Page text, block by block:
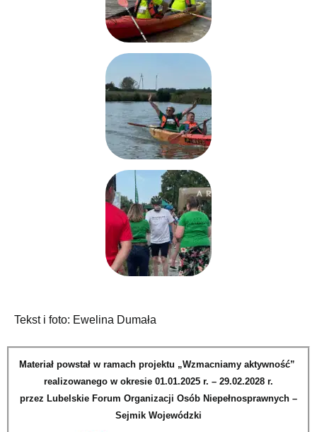
Tekst i foto: Ewelina Dumała
Materiał powstał w ramach projektu „Wzmacniamy aktywność”
realizowanego w okresie 01.01.2025 r. – 29.02.2028 r.
przez Lubelskie Forum Organizacji Osób Niepełnosprawnych –
Sejmik Wojewódzki